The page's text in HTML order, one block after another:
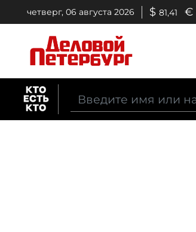
четверг, 06 августа 2026 $ 81,41 €